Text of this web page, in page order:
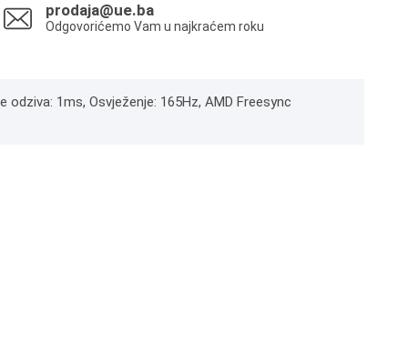
prodaja@ue.ba
Odgovorićemo Vam u najkraćem roku
odziva: 1ms, Osvježenje: 165Hz, AMD Freesync